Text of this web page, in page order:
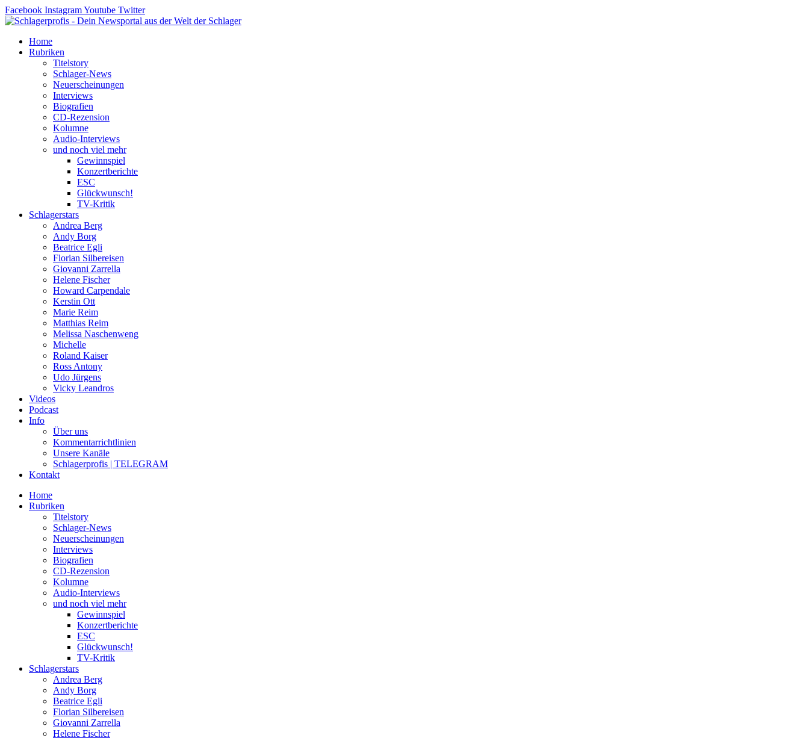
Zum
Inhalt
Facebook InstagramYoutube Twitter
Home
Rubriken
Titelstory
Schlager-News
Neuerscheinungen
Interviews
Biografien
CD-Rezension
Kolumne
Audio-Interviews
und noch viel mehr
Gewinnspiel
Konzertberichte
ESC
Glückwunsch!
TV-Kritik
Schlagerstars
Andrea Berg
Andy Borg
Beatrice Egli
Florian Silbereisen
Giovanni Zarrella
Helene Fischer
Howard Carpendale
Kerstin Ott
Marie Reim
Matthias Reim
Melissa Naschenweng
Michelle
Roland Kaiser
Ross Antony
Udo Jürgens
Vicky Leandros
Videos
Podcast
Info
Über uns
Kommentarrichtlinien
Unsere Kanäle
Schlagerprofis | TELEGRAM
Kontakt
Home
Rubriken
Titelstory
Schlager-News
Neuerscheinungen
Interviews
Biografien
CD-Rezension
Kolumne
Audio-Interviews
und noch viel mehr
Gewinnspiel
Konzertberichte
ESC
Glückwunsch!
TV-Kritik
Schlagerstars
Andrea Berg
Andy Borg
Beatrice Egli
Florian Silbereisen
Giovanni Zarrella
Helene Fischer